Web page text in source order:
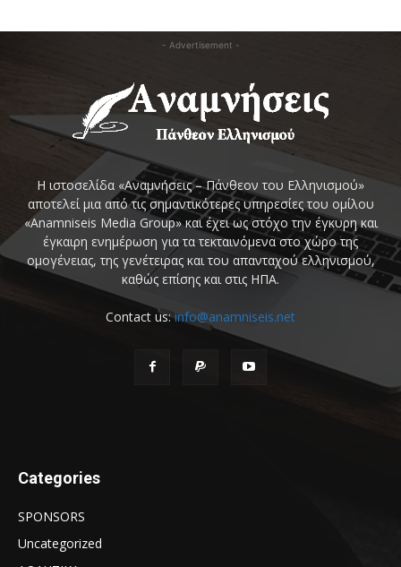
- Advertisement -
Η ιστοσελίδα «Αναμνήσεις – Πάνθεον του Ελληνισμού»
αποτελεί μια από τις σημαντικότερες υπηρεσίες του ομίλου
«Anamniseis Media Group» και έχει ως στόχο την έγκυρη και
έγκαιρη ενημέρωση για τα τεκταινόμενα στο χώρο της
ομογένειας, της γενέτειρας και του απανταχού ελληνισμού,
καθώς επίσης και στις ΗΠΑ.
Contact us:info@anamniseis.net
Categories
SPONSORS
Uncategorized